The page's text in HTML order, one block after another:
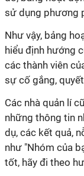
sử dụng phương
Như vậy, bảng
hiểu định hướng
các thành viên
sự cố gắng,
Các nhà quản lí
những thông tin
dụ, các kết quả,
như "Nhóm của
tốt, hãy đi theo